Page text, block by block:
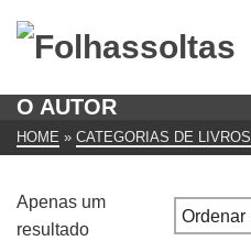
O AUTOR
HOME » CATEGORIAS DE LIVROS
Apenas um
resultado